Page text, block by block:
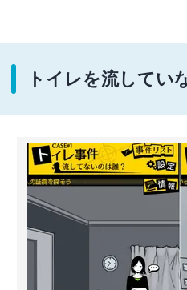
トイレを流してい